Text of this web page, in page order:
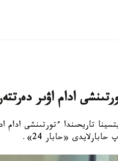
ادام اۋىر
تاريحىندا ءتورتىنشى
«حابار 24».